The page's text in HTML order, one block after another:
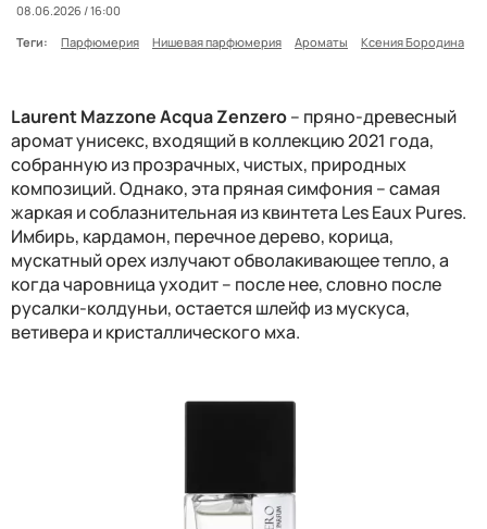
08.06.2026 / 16:00
Теги:
Парфюмерия Нишевая парфюмерия Ароматы Ксения Бородина
Laurent Mazzone Acqua Zenzero– пряно-древесный
аромат унисекс, входящий в коллекцию 2021 года,
собранную из прозрачных, чистых, природных
композиций. Однако, эта пряная симфония – самая
жаркая и соблазнительная из квинтета Les Eaux Pures.
Имбирь, кардамон, перечное дерево, корица,
мускатный орех излучают обволакивающее тепло, а
когда чаровница уходит – после нее, словно после
русалки-колдуньи, остается шлейф из мускуса,
ветивера и кристаллического мха.